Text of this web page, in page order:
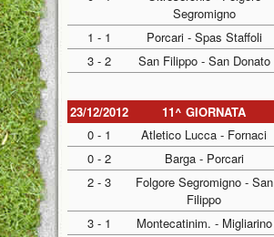
Segromigno
1 - 1 Porcari - Spas Staffoli
3 - 2
San Filippo - San Donato
23/12/2012 11^ GIORNATA
0 - 1
Atletico Lucca - Fornaci
0 - 2
Barga - Porcari
2 - 3
Folgore Segromigno - San
Filippo
3 - 1 Montecatinim. - Migliarino